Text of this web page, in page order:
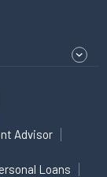
Advisor
Loans